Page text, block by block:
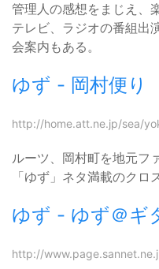
管理人の感想をまじえ、
テレビ、ラジオの番組出
会案内もある。
ゆず - 岡村便り
http://home.att.ne.jp/sea/
ルーツ、岡村町を地元フ
「ゆず」ネタ満載のクロ
ゆず - ゆず＠ギ
http://